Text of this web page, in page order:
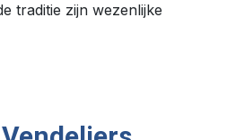
traditie zijn wezenlijke